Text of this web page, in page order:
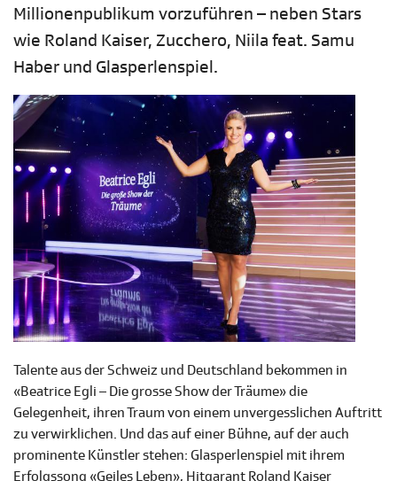
Millionenpublikum vorzuführen – neben Stars
wie Roland Kaiser, Zucchero, Niila feat. Samu
Haber und Glasperlenspiel.
Talente aus der Schweiz und Deutschland bekommen in
«Beatrice Egli – Die grosse Show der Träume» die
Gelegenheit, ihren Traum von einem unvergesslichen Auftritt
zu verwirklichen. Und das auf einer Bühne, auf der auch
prominente Künstler stehen: Glasperlenspiel mit ihrem
Erfolgssong «Geiles Leben», Hitgarant Roland Kaiser